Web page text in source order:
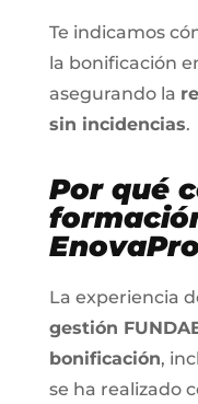
Te indicamos
la bonificación
asegurando la
sin incidencias.
Por qué
EnovaPro
La experiencia
gestión
bonificación,
se ha realizado